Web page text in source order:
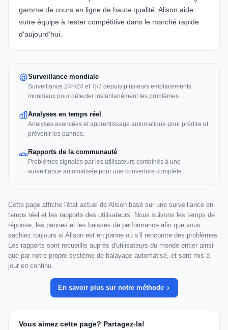
gamme de cours en ligne de haute qualité, Alison aide
votre équipe à rester compétitive dans le marché rapide
d'aujourd'hui.
Surveillance mondiale
Surveillance 24h/24 et 7j/7 depuis plusieurs emplacements
mondiaux pour détecter instantanément les problèmes.
Analyses en temps réel
Analyses avancées et apprentissage automatique pour prédire et
prévenir les pannes.
Rapports de la communauté
Problèmes signalés par les utilisateurs combinés à une
surveillance automatisée pour une couverture complète.
Cette page affiche l'état actuel de Alison basé sur une surveillance en
temps réel et les rapports des utilisateurs. Nous suivons les temps de
réponse, les pannes et les baisses de performance afin que vous
sachiez toujours si Alison est en panne ou s'il rencontre des problèmes.
Les rapports sont recueillis auprès d'utilisateurs du monde entier ainsi
que par notre propre système de balayage automatisé, et sont mis à
jour en continu.
En savoir plus sur notre méthode
Vous aimez cette page? Partagez-la!